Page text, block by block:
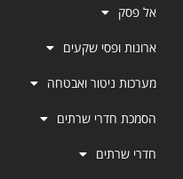
אל פסק
ארונות ופסי שקעים
מערכות ניטור ואבטחה
הסמכת חדרי שרתים
חדרי שרתים